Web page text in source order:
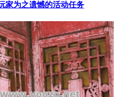
家为之遗憾的活动任务